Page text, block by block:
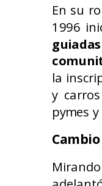
En su
1996
la
y
pymes